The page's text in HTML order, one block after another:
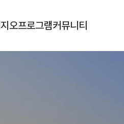
지오프로그램커뮤니티